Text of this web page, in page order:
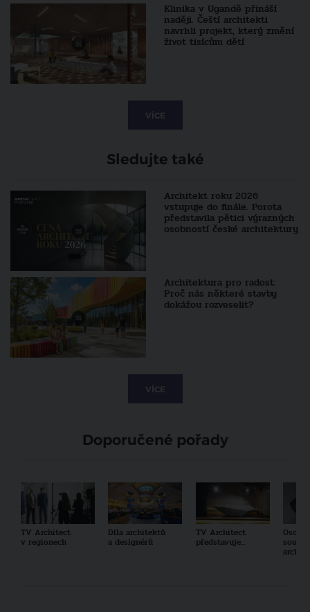
Klinika v Ugandě přináší
naději. Čeští architekti
navrhli projekt, který změní
život tisícům dětí
VÍCE
Sledujte také
Architekt roku 2026
vstupuje do finále. Porota
představila pětici výrazných
osobností české architektury
Architektura pro radost:
Proč nás některé stavby
dokážou rozveselit?
VÍCE
Doporučené pořady
TV Architect
v regionech
Díla architektů
a designérů
TV Architect
představuje...